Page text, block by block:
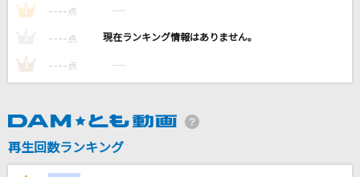
モニタリング
シャッター
Saucy Dog
1 ---- 点 ----
---- 点 ----
3 ---- 点 ----
再生回数ランキング